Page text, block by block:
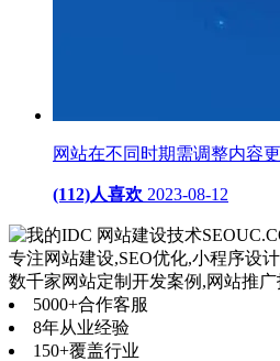
网站在不同时期需调整内容
(112)人喜欢 2023-08-12
网站建设技术
专注网站建设,SEO优化,小程序设
数千家网站定制开发案例,网站推广
5000+合作客服
8年从业经验
150+覆盖行业